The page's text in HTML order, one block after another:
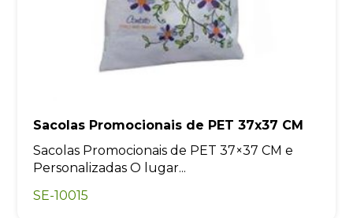
Sacolas Promocionais de PET 37x37 CM
Sacolas Promocionais de PET 37×37 CM e
Personalizadas O lugar...
SE-10015